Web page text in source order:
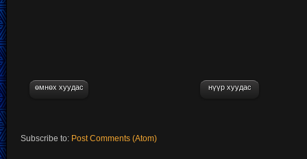
өмнөх хуудас нүүр хуудас
Subscribe to: Post Comments (Atom)